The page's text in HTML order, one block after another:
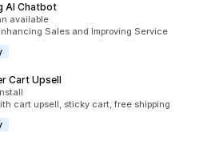
AI Chatbot
available
Sales and Improving Service
Cart Upsell
cart upsell, sticky cart, free shipping